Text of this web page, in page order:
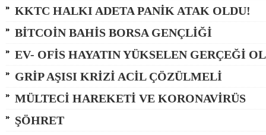
KKTC HALKI ADETA PANİK ATAK OLDU!
BİTCOİN BAHİS BORSA GENÇLİĞİ
EV- OFİS HAYATIN YÜKSELEN GERÇEĞİ
GRİP AŞISI KRİZİ ACİL ÇÖZÜLMELİ
MÜLTECİ HAREKETİ VE KORONAVİRÜS
ŞÖHRET